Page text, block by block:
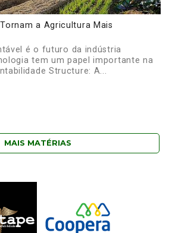
a Agricultura Mais
é o futuro da indústria
tem um papel importante na
Structure: A...
MAIS MATÉRIAS